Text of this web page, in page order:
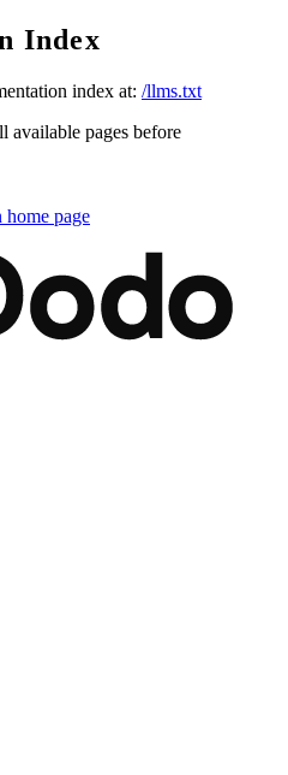
Index
index at: /llms.txt
available pages before
home page